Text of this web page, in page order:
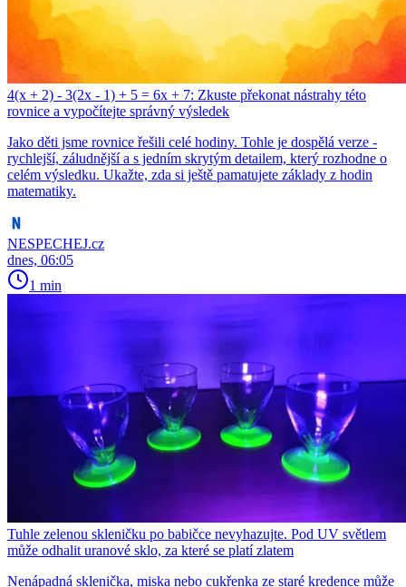
4(x + 2) - 3(2x - 1) + 5 = 6x + 7: Zkuste překonat nástrahy této
rovnice a vypočítejte správný výsledek
Jako děti jsme rovnice řešili celé hodiny. Tohle je dospělá verze -
rychlejší, záludnější a s jedním skrytým detailem, který rozhodne o
celém výsledku. Ukažte, zda si ještě pamatujete základy z hodin
matematiky.
NESPECHEJ.cz
dnes, 06:05
1 min
Tuhle zelenou skleničku po babičce nevyhazujte. Pod UV světlem
může odhalit uranové sklo, za které se platí zlatem
Nenápadná sklenička, miska nebo cukřenka ze staré kredence může